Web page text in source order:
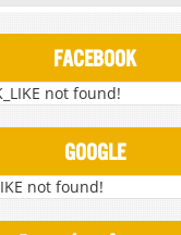
FACEBOOK
not found!
GOOGLE
not found!